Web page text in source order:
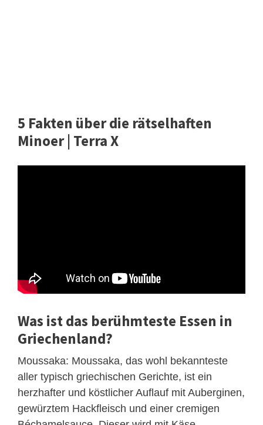
5 Fakten über die rätselhaften
Minoer | Terra X
Was ist das berühmteste Essen in
Griechenland?
Moussaka: Moussaka, das wohl bekannteste
aller typisch griechischen Gerichte, ist ein
herzhafter und köstlicher Auflauf mit Auberginen,
gewürztem Hackfleisch und einer cremigen